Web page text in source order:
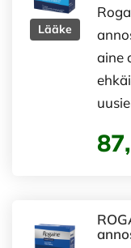
Lääke
aine